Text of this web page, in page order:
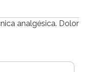
analgésica. Dolor